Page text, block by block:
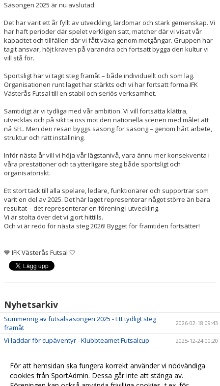
Säsongen 2025 är nu avslutad.
Det har varit ett år fyllt av utveckling, lärdomar och stark gemenskap. Vi
har haft perioder där spelet verkligen satt, matcher där vi visat vår
kapacitet och tillfällen där vi fått växa genom motgångar. Gruppen har
tagit ansvar, höjt kraven på varandra och fortsatt bygga den kultur vi
vill stå för.
Sportsligt har vi tagit steg framåt – både individuellt och som lag.
Organisationen runt laget har stärkts och vi har fortsatt forma IFK
Västerås Futsal till en stabil och seriös verksamhet.
Samtidigt är vi tydliga med vår ambition. Vi vill fortsätta klättra,
utvecklas och på sikt ta oss mot den nationella scenen med målet att
nå SFL. Men den resan byggs säsong för säsong – genom hårt arbete,
struktur och rätt inställning.
Inför nästa år vill vi höja vår lägstanivå, vara ännu mer konsekventa i
våra prestationer och ta ytterligare steg både sportsligt och
organisatoriskt.
Ett stort tack till alla spelare, ledare, funktionärer och supportrar som
varit en del av 2025. Det här laget representerar något större än bara
resultat – det representerar en förening i utveckling.
Vi är stolta över det vi gjort hittills.
Och vi är redo för nästa steg 2026! Bygget för framtiden fortsätter!
💙 IFK Västerås Futsal 🤍
Nyhetsarkiv
Summering av futsalsäsongen 2025 - Ett tydligt steg
framåt
2026-02-18 09:43
Vi laddar för cupäventyr - Klubbteamet Futsalcup 2025-12-24 00:20
lottade!
Registrera erat lag till NIDA Futsal Cup! 2025-09-29 19:01
För att hemsidan ska fungera korrekt använder vi nödvändiga
cookies från SportAdmin. Dessa går inte att stänga av.